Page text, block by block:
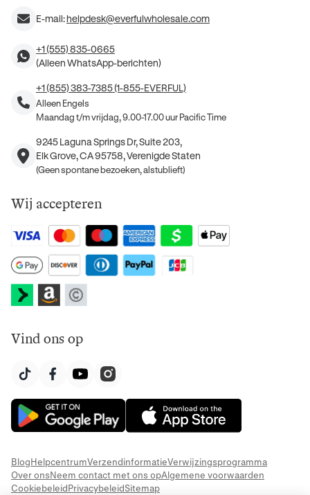
E-mail:helpdesk@everfulwholesale.com
+1 (555) 835-0665
(Alleen WhatsApp-berichten)
+1 (855) 383-7385 (1-855-EVERFUL)
Alleen Engels
Maandag t/m vrijdag, 9.00-17.00 uur Pacific Time
9245 Laguna Springs Dr, Suite 203,
Elk Grove, CA 95758, Verenigde Staten
(Geen spontane bezoeken, alstublieft)
Wij accepteren
Vind ons op
BlogHelpcentrumVerzendinformatieVerwijzingsprogramma
Over onsNeem contact met ons opAlgemene voorwaarden
CookiebeleidPrivacybeleidSitemap